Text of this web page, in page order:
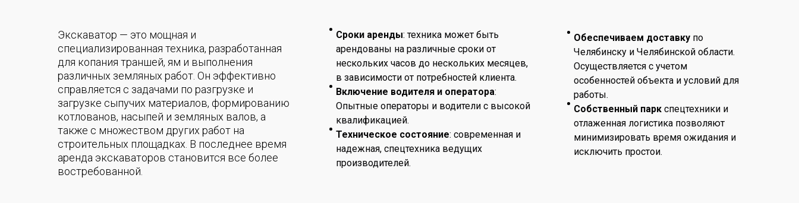
Экскаватор — это мощная и
специализированная техника, разработанная
для копания траншей, ям и выполнения
различных земляных работ. Он эффективно
справляется с задачами по разгрузке и
загрузке сыпучих материалов, формированию
котлованов, насыпей и земляных валов, а
также с множеством других работ на
строительных площадках. В последнее время
аренда экскаваторов становится все более
востребованной.
Сроки аренды: техника может быть
арендованы на различные сроки от
нескольких часов до нескольких месяцев,
в зависимости от потребностей клиента.
Включение водителя и оператора:
Опытные операторы и водители с высокой
квалификацией.
Техническое состояние: современная и
надежная, спецтехника ведущих
производителей.
Обеспечиваем доставку по
Челябинску и Челябинской области.
Осуществляется с учетом
особенностей объекта и условий для
работы.
Собственный парк спецтехники и
отлаженная логистика позволяют
минимизировать время ожидания и
исключить простои.